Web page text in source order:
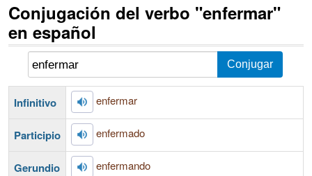
Conjugación del verbo "enfermar"
en español
Infinitivo enfermar
Participio enfermado
Gerundio enfermando